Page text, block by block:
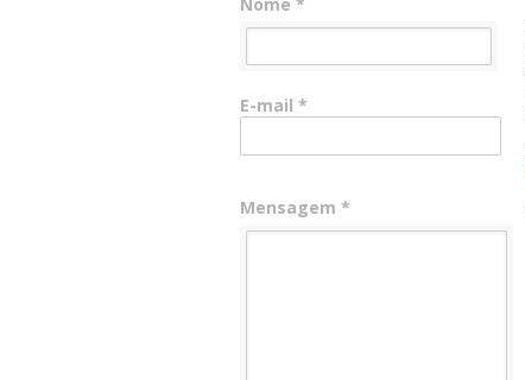
E-mail *
Mensagem *